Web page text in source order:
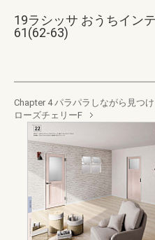
19ラシッサ おうちイン
61(62-63)
Chapter 4 パラパラしながら見つ
ローズチェリーF